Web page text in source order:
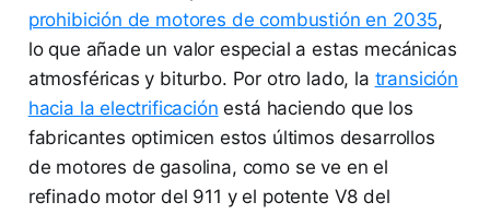
prohibición de motores de combustión en 2035,
lo que añade un valor especial a estas mecánicas
atmosféricas y biturbo. Por otro lado, la transición
hacia la electrificación está haciendo que los
fabricantes optimicen estos últimos desarrollos
de motores de gasolina, como se ve en el
refinado motor del 911 y el potente V8 del